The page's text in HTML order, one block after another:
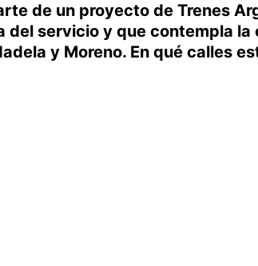
de un proyecto de Trenes
del servicio y que contempla la
y Moreno. En qué calles